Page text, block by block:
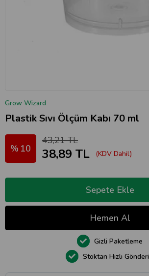
Grow Wizard
Plastik Sıvı Ölçüm Kabı 70 ml
10
43,21 TL
38,89 TL (KDV Dahil)
Stoktan Hızlı
Gizli Paketleme